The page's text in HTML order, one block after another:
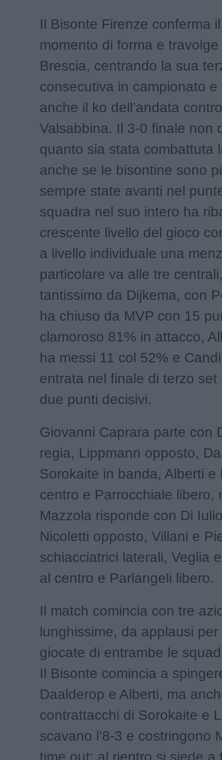
Il Bisonte Firenze conferma
momento di forma e
Brescia, centrando la sua
consecutiva in campionato
anche il ko dell’andata
Valsabbina. Il 3-0 finale non
quanto sia stata combattuta
anche se le bisontine sono
sempre state avanti nel
squadra nel suo intero ha
crescente livello del gioco
a livello individuale una
particolare va alle tre
tantissimo da Dijkema, con
ha chiuso da MVP con 15
clamoroso 81% in attacco,
ha messi 11 col 52% e
entrata nel finale di terzo set
due punti decisivi.
Giovanni Caprara parte con
regia, Lippmann opposto,
Sorokaite in banda, Alberti e
centro e Parrocchiale libero,
Mazzola risponde con Di
Nicoletti opposto, Villani e
schiacciatrici laterali, Veglia
al centro e Parlangeli libero.
Il match comincia con tre
lunghissime, da applausi
giocate di entrambe le
Il Bisonte comincia a
Daalderop e Alberti, ma
contrattacchi di Sorokaite e
scavano l’8-3 e costringono